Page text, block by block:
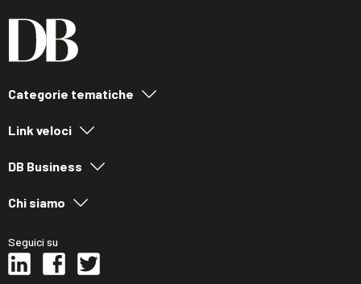
Categorie tematiche
Link veloci
DB Business
Chi siamo
Seguici su